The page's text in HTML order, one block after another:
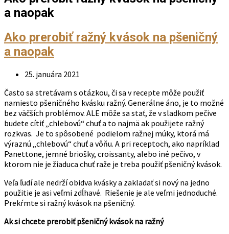
a naopak
Ako prerobiť ražný kvások na pšeničný
a naopak
25. januára 2021
Často sa stretávam s otázkou, či sa v recepte môže použiť
namiesto pšeničného kvásku ražný. Generálne áno, je to možné
bez väčších problémov. ALE môže sa stať, že v sladkom pečive
budete cítiť „chlebovú“ chuť a to najmä ak použijete ražný
rozkvas. Je to spôsobené podielom ražnej múky, ktorá má
výraznú „chlebovú“ chuť a vôňu. A pri receptoch, ako napríklad
Panettone, jemné briošky, croissanty, alebo iné pečivo, v
ktorom nie je žiaduca chuť raže je treba použiť pšeničný kvások.
Veľa ľudí ale nedrží obidva kvásky a zakladať si nový na jedno
použitie je asi veľmi zdĺhavé. Riešenie je ale veľmi jednoduché.
Prekŕmte si ražný kvások na pšeničný.
Ak si chcete prerobiť pšeničný kvások na ražný